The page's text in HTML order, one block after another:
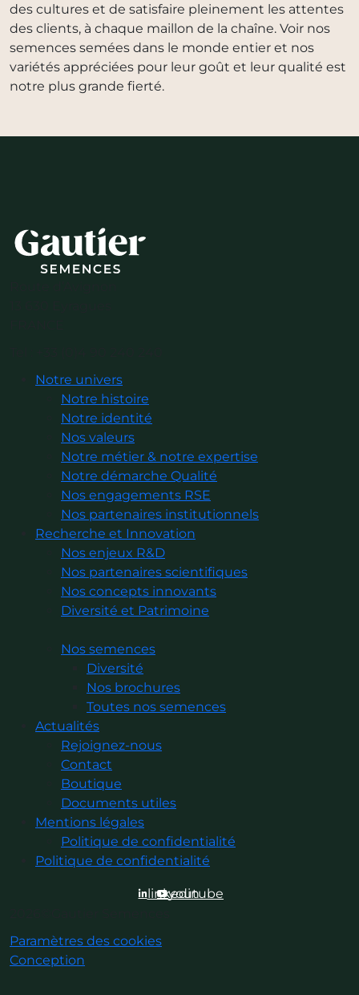
des cultures et de satisfaire pleinement les attentes
des clients, à chaque maillon de la chaîne. Voir nos
semences semées dans le monde entier et nos
variétés appréciées pour leur goût et leur qualité est
notre plus grande fierté.
Notre univers
Notre histoire
Notre identité
Nos valeurs
Notre métier & notre expertise
Notre démarche Qualité
Nos engagements RSE
Nos partenaires institutionnels
Recherche et Innovation
Nos enjeux R&D
Nos partenaires scientifiques
Nos concepts innovants
Diversité et Patrimoine
Nos semences
Diversité
Nos brochures
Toutes nos semences
Actualités
Rejoignez-nous
Contact
Boutique
Documents utiles
Mentions légales
Politique de confidentialité
Politique de confidentialité
linkedin
youtube
Paramètres des cookies
Conception